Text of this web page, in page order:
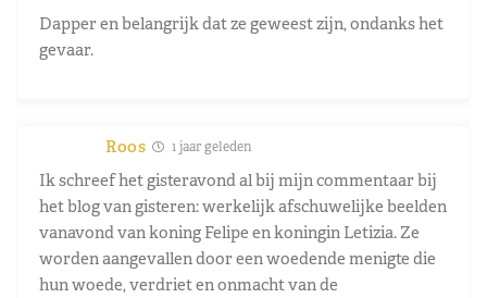
Dapper en belangrijk dat ze geweest zijn, ondanks het
gevaar.
Roos 1 jaar geleden
Ik schreef het gisteravond al bij mijn commentaar bij
het blog van gisteren: werkelijk afschuwelijke beelden
vanavond van koning Felipe en koningin Letizia. Ze
worden aangevallen door een woedende menigte die
hun woede, verdriet en onmacht van de